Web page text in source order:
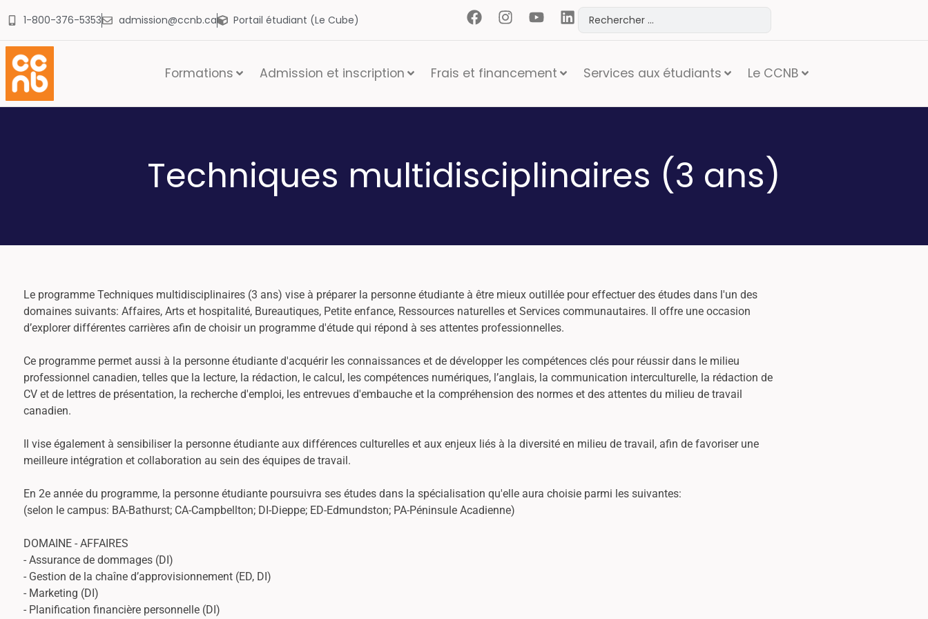
1-800-376-5353 admission@ccnb.ca Portail étudiant (Le Cube)
Formations Admission et inscription Frais et financement Services aux étudiants Le CCNB
Techniques multidisciplinaires (3 ans)
Le programme Techniques multidisciplinaires (3 ans) vise à préparer la personne étudiante à être mieux outillée pour effectuer des études dans l'un des
domaines suivants: Affaires, Arts et hospitalité, Bureautiques, Petite enfance, Ressources naturelles et Services communautaires. Il offre une occasion
d’explorer différentes carrières afin de choisir un programme d'étude qui répond à ses attentes professionnelles.
Ce programme permet aussi à la personne étudiante d'acquérir les connaissances et de développer les compétences clés pour réussir dans le milieu
professionnel canadien, telles que la lecture, la rédaction, le calcul, les compétences numériques, l’anglais, la communication interculturelle, la rédaction de
CV et de lettres de présentation, la recherche d'emploi, les entrevues d'embauche et la compréhension des normes et des attentes du milieu de travail
canadien.
Il vise également à sensibiliser la personne étudiante aux différences culturelles et aux enjeux liés à la diversité en milieu de travail, afin de favoriser une
meilleure intégration et collaboration au sein des équipes de travail.
En 2e année du programme, la personne étudiante poursuivra ses études dans la spécialisation qu'elle aura choisie parmi les suivantes:
(selon le campus: BA-Bathurst; CA-Campbellton; DI-Dieppe; ED-Edmundston; PA-Péninsule Acadienne)
DOMAINE - AFFAIRES
- Assurance de dommages (DI)
- Gestion de la chaîne d’approvisionnement (ED, DI)
- Marketing (DI)
- Planification financière personnelle (DI)